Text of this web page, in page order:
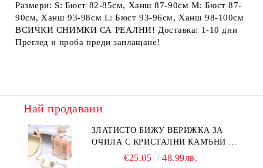
Размери: S: Бюст 82-85см, Ханш 87-90см М: Бюст 87-
90см, Ханш 93-98см L: Бюст 93-96см, Ханш 98-100см
ВСИЧКИ СНИМКИ СА РЕАЛНИ! Доставка: 1-10 дни
Преглед и проба преди заплащане!
Най продавани
ЗЛАТИСТО БИЖУ ВЕРИЖКА ЗА
ОЧИЛА С КРИСТАЛНИ КАМЪНИ И
€25.05 48.99лв.